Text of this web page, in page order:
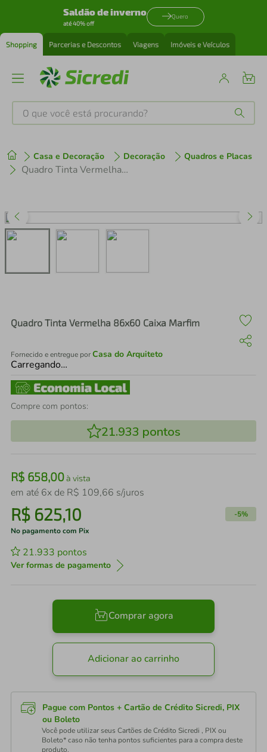
Saldão de inverno
até 40% off
Quero
Shopping Parcerias e Descontos Viagens Imóveis e Veículos
O que você está procurando?
Casa e Decoração Decoração Quadros e Placas
Quadro Tinta Vermelha 86x60 Caixa Marfim
Quadro Tinta Vermelha 86x60 Caixa Marfim
Fornecido e entregue porCasa do Arquiteto
Carregando…
Compre com pontos:
21.933 pontos
R$ 658,00à vista
em até 6x de R$ 109,66 s/juros
R$ 625,10 -5%
No pagamento com Pix
21.933 pontos
Ver formas de pagamento
Comprar agora
Adicionar ao carrinho
Pague com Pontos + Cartão de Crédito Sicredi, PIX
ou Boleto
Você pode utilizar seus Cartões de Crédito Sicredi , PIX ou
Boleto* caso não tenha pontos suficientes para a compra deste
produto.
1º tenis
perfume